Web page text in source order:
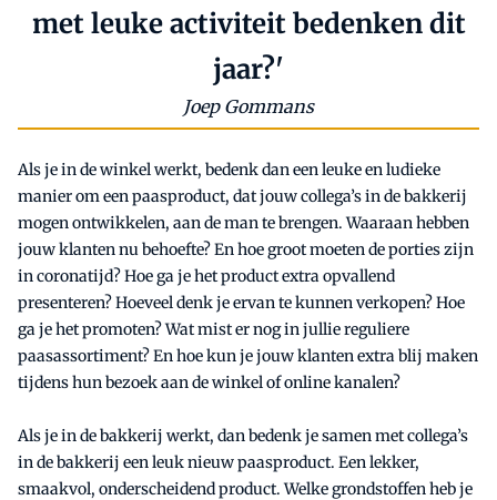
met leuke activiteit bedenken dit
jaar?'
Joep Gommans
Als je in de winkel werkt, bedenk dan een leuke en ludieke
manier om een paasproduct, dat jouw collega’s in de bakkerij
mogen ontwikkelen, aan de man te brengen. Waaraan hebben
jouw klanten nu behoefte? En hoe groot moeten de porties zijn
in coronatijd? Hoe ga je het product extra opvallend
presenteren? Hoeveel denk je ervan te kunnen verkopen? Hoe
ga je het promoten? Wat mist er nog in jullie reguliere
paasassortiment? En hoe kun je jouw klanten extra blij maken
tijdens hun bezoek aan de winkel of online kanalen?
Als je in de bakkerij werkt, dan bedenk je samen met collega’s
in de bakkerij een leuk nieuw paasproduct. Een lekker,
smaakvol, onderscheidend product. Welke grondstoffen heb je